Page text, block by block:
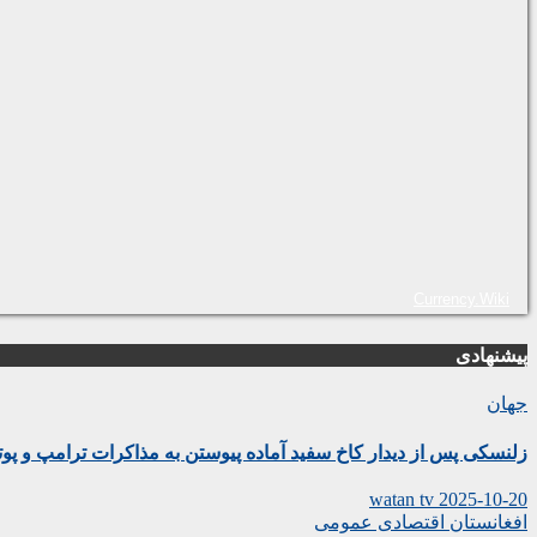
پیشنهادی
جهان
زلنسکی پس از دیدار کاخ سفید آماده پیوستن به مذاکرات ترامپ و
2025-10-20
watan tv
افغانستان اقتصادی عمومی